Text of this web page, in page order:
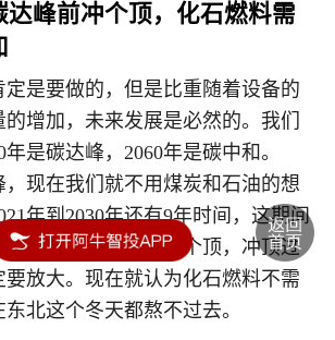
达峰前冲个顶，化石燃料需
定是要做的，但是比重随着设备的
增加，未来发展是必然的。我们
是碳达峰，2060年是碳中和。
，现在我们就不用煤炭和石油的想
年到2030年还有9年时间，这期间
过程，达峰就是要冲个顶，冲顶过
要放大。现在就认为化石燃料不需
北这个冬天都熬不过去。